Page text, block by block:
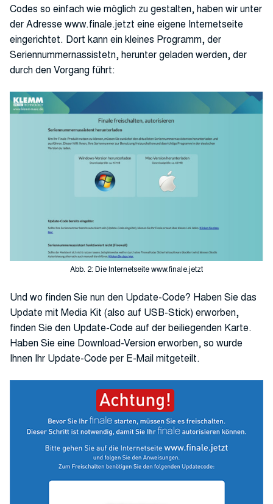
Codes so einfach wie möglich zu gestalten, haben wir unter
der Adresse www.finale.jetzt eine eigene Internetseite
eingerichtet. Dort kann ein kleines Programm, der
Seriennummernassistetn, herunter geladen werden, der
durch den Vorgang führt:
Abb. 2: Die Internetseite www.finale.jetzt
Und wo finden Sie nun den Update-Code? Haben Sie das
Update mit Media Kit (also auf USB-Stick) erworben,
finden Sie den Update-Code auf der beiliegenden Karte.
Haben Sie eine Download-Version erworben, so wurde
Ihnen Ihr Update-Code per E-Mail mitgeteilt.